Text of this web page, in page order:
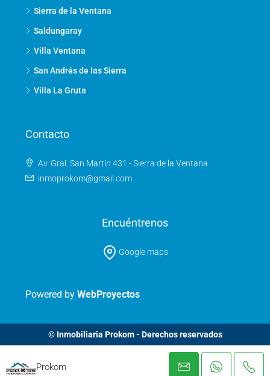
Prokom
Sierra de la Ventana
Saldungaray
Villa Ventana
San Andrés de las Sierra
Villa La Gruta
Contacto
Av. Gral. San Martín 431 - Sierra de la Ventana
inmoprokom@gmail.com
Encuéntrenos
Google maps
Powered by WebProyectos
© Inmobiliaria Prokom - Derechos reservados